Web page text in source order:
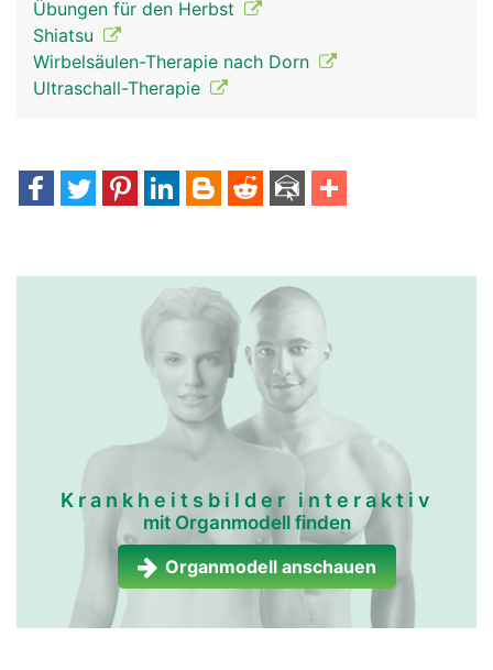
Übungen für den Herbst
Shiatsu
Wirbelsäulen-Therapie nach Dorn
Ultraschall-Therapie
Krankheitsbilder interaktiv
mit Organmodell finden
Organmodell anschauen